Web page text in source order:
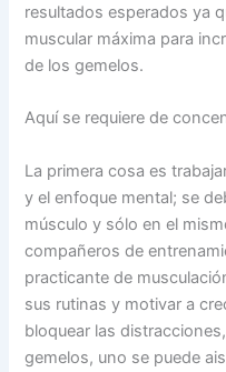
resultados esperados ya
muscular máxima para
de los gemelos.
Aquí se requiere de
La primera cosa es
y el enfoque mental; se
músculo y sólo en el
compañeros de
practicante de
sus rutinas y motivar a
bloquear las
gemelos, uno se puede